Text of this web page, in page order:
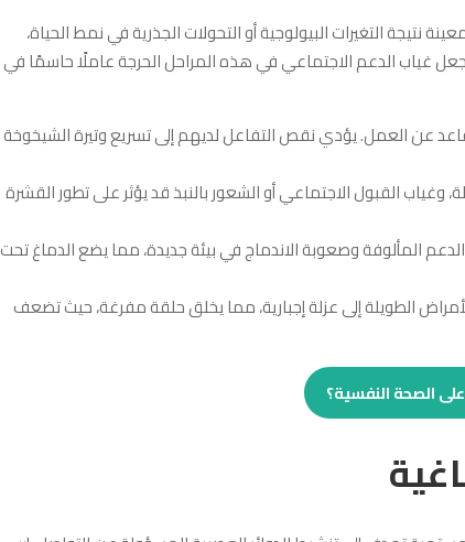
نتيجة التغيرات البيولوجية أو التحولات الجذرية في نمط الحياة،
يجعل غياب الدعم الاجتماعي في هذه المراحل الحرجة عاملًا حاسمًا في
عن العمل. يؤدي نقص التفاعل لديهم إلى تسريع وتيرة الشيخوخة
القبول الاجتماعي أو الشعور بالنبذ قد يؤثر على تطور القشرة
المألوفة وصعوبة الاندماج في بيئة جديدة، مما يضع الدماغ تحت
الطويلة إلى عزلة إجبارية، مما يخلق حلقة مفرغة، حيث تضعف
الصحة النفسية؟